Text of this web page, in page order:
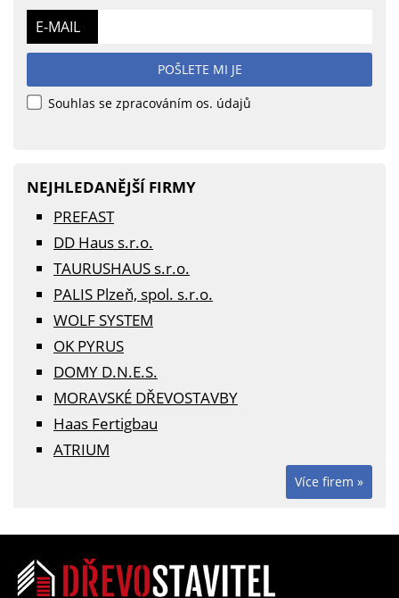
E-MAIL
POŠLETE MI JE
Souhlas se zpracováním os. údajů
NEJHLEDANĚJŠÍ FIRMY
PREFAST
DD Haus s.r.o.
TAURUSHAUS s.r.o.
PALIS Plzeň, spol. s.r.o.
WOLF SYSTEM
OK PYRUS
DOMY D.N.E.S.
MORAVSKÉ DŘEVOSTAVBY
Haas Fertigbau
ATRIUM
Více firem »